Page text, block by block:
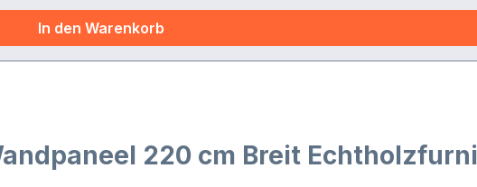
In den Warenkorb
220 cm Breit